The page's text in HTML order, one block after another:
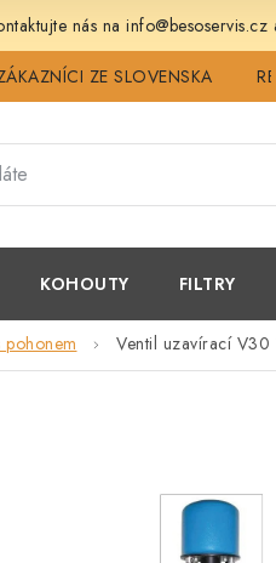
nás na
ZE SLOVENSKA
KOHOUTY FILTRY
Ventil uzavírací V30